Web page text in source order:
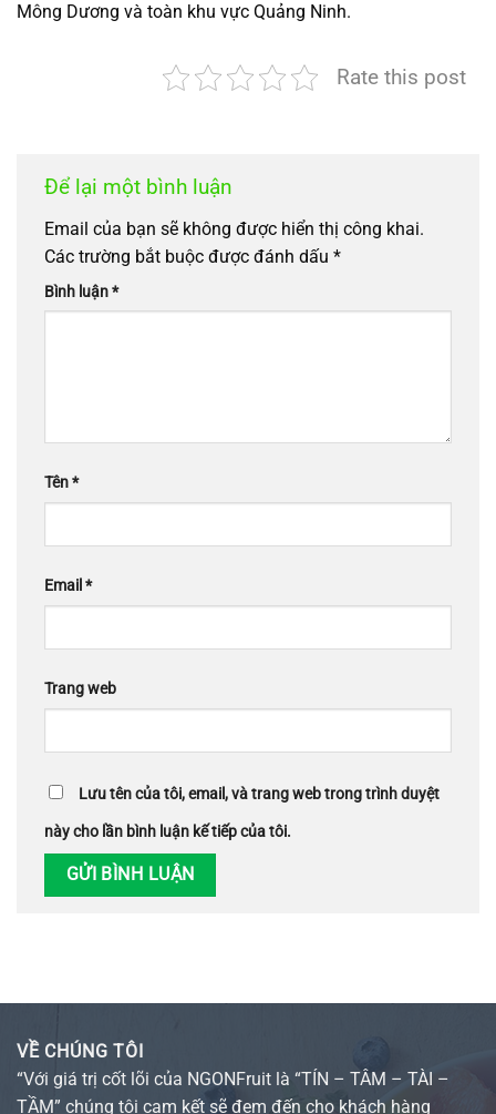
Mông Dương và toàn khu vực Quảng Ninh.
Rate this post
Để lại một bình luận
Email của bạn sẽ không được hiển thị công khai.
Các trường bắt buộc được đánh dấu *
Bình luận*
Tên*
Email *
Trang web
Lưu tên của tôi, email, và trang web trong trình duyệt
này cho lần bình luận kế tiếp của tôi.
VỀ CHÚNG TÔI
“Với giá trị cốt lõi của NGONFruit là “TÍN – TÂM – TÀI –
TẦM” chúng tôi cam kết sẽ đem đến cho khách hàng